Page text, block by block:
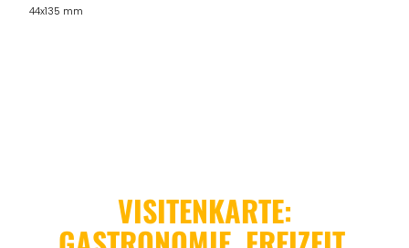
44x135 mm
VISITENKARTE: